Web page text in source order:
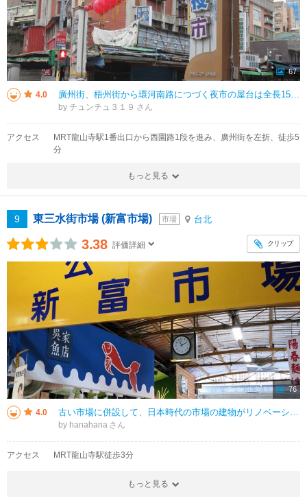
67
4.0 廣州街、梧州街から環河南路につづく夜市の屋台は全長150メートルほどで、3つのエリアに分かれているようです。多くの昔ながらの台湾グルメを販売していたり、道の両側に続く屋台には食べ物から雑貨、ゲームまで様々な商品が並んでいま
by チュンチュ３１９
アクセス
MRT龍山寺駅1番出口から西園路1段を進み、廣州街を左折、徒歩5
分
もっと見る
9 東三水街市場 (新富市場) 市場 台北
3.38 評価詳細 クリップ
76
4.0 古い市場に併設して、日本時代の市場の建物がリノベーションされてギャラリーやオフィス、居酒屋が入っています。居酒屋では飲み物を注文すると市場で買った食べ物をお皿に盛り付けてくれて、食べることができます。居酒屋は日本人の店員さ
by hanahana
アクセス MRT龍山寺駅徒歩3分
もっと見る